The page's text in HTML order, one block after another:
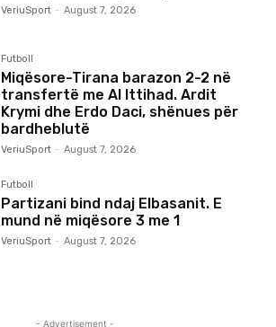
VeriuSport - August 7, 2026
Futboll
Miqësore-Tirana barazon 2-2 në
transfertë me Al Ittihad. Ardit
Krymi dhe Erdo Daci, shënues për
bardheblutë
VeriuSport - August 7, 2026
Futboll
Partizani bind ndaj Elbasanit. E
mund në miqësore 3 me 1
VeriuSport - August 7, 2026
- Advertisement -